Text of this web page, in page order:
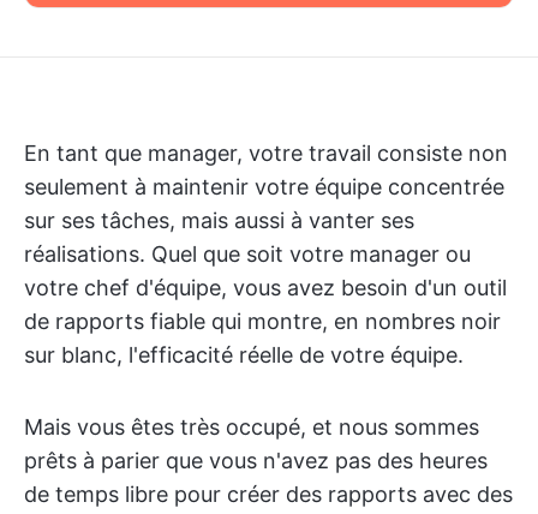
En tant que manager, votre travail consiste non
seulement à maintenir votre équipe concentrée
sur ses tâches, mais aussi à vanter ses
réalisations. Quel que soit votre manager ou
votre chef d'équipe, vous avez besoin d'un outil
de rapports fiable qui montre, en nombres noir
sur blanc, l'efficacité réelle de votre équipe.
Mais vous êtes très occupé, et nous sommes
prêts à parier que vous n'avez pas des heures
de temps libre pour créer des rapports avec des